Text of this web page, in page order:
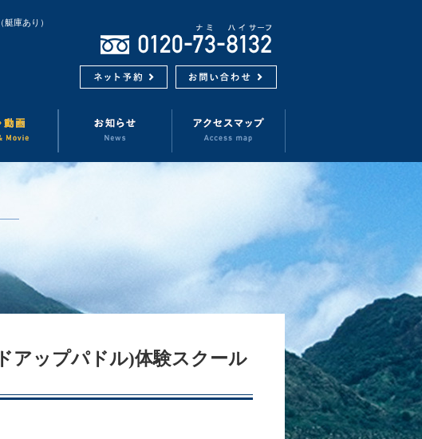
庫あり）
アップパドル)体験スクール